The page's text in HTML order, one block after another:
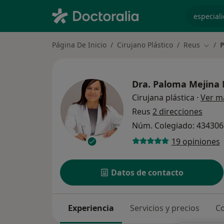
Página De Inicio Cirujano Plástico Reus
Dra. Paloma Mejina
Cirujana plástica · Ver
Reus 2 direcciones
Núm. Colegiado:
19 opiniones
Datos de contacto
Experiencia Servicios y precios